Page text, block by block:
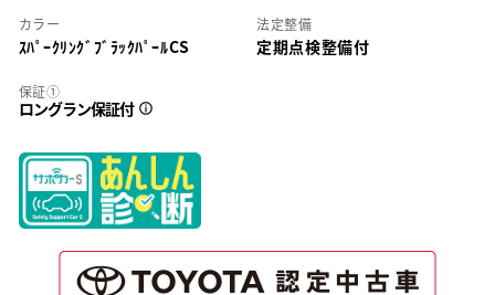
カラー
ｽﾊﾟｰｸﾘﾝｸﾞﾌﾞﾗｯｸﾊﾟｰﾙCS
法定整備
定期点検整備付
保証①
ロングラン保証付